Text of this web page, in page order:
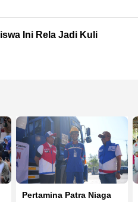
Ini Rela Jadi Kuli
Pertamina Patra Niaga